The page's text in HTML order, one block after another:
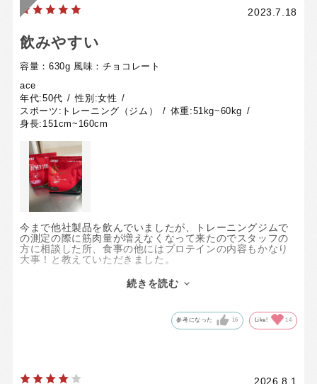
2023.7.18
飲みやすい
容量：630g 風味：チョコレート
ace
年代:50代 性別:女性
スポーツ: トレーニング（ジム） 体重:51kg~60kg
身長: 151cm~160cm
今まで他社製品を飲んでいましたが、トレーニングジムで
の測定の際に筋肉量が増えなくなって来たのでスタッフの
方に相談した所、食事の他にはプロテインの内容もかなり
大事！と教えていただきました。
定期購入してみました。
初めて飲んだ時は、とてもサラッとしていて飲みやすい！
今までプロテインと言うと少しトロミがあって、トレーニ
ングジム後の喉が乾いた時に飲みずらい感じでしたが、こ
続きを読む
参考になった 16 Like! 14
2026.8.1